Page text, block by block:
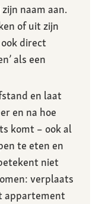
naam aan.
of uit zijn
direct
als een
en laat
en na hoe
komt – ook al
te eten en
niet
verplaats
appartement